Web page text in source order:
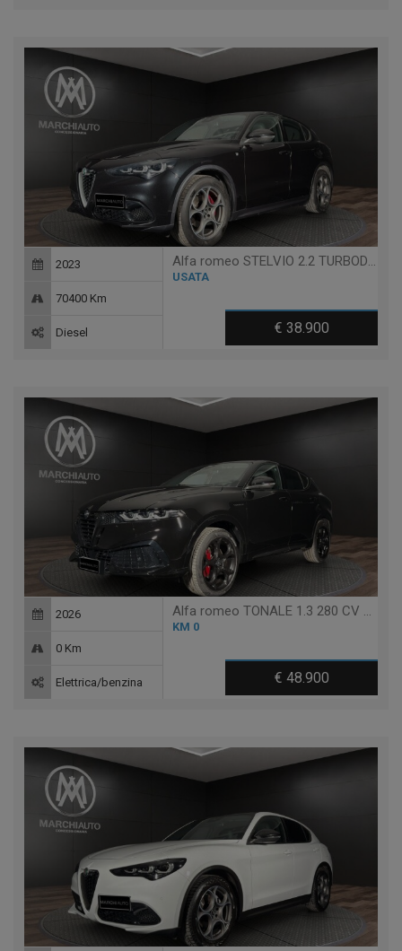
Alfa romeo STELVIO 2.2 TURBODIESEL 210 CV AT8 Q4 TI
USATA
€ 38.900
2023
70400 Km
Diesel
Alfa romeo TONALE 1.3 280 CV PHEV AT6 Q4 VELOCE NEW
KM 0
€ 48.900
2026
0 Km
Elettrica/benzina